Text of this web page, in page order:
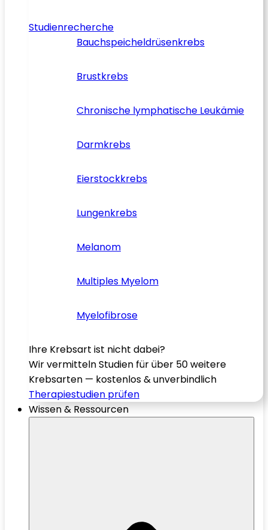
Studienrecherche
Bauchspeicheldrüsenkrebs
Brustkrebs
Chronische lymphatische Leukämie
Darmkrebs
Eierstockkrebs
Lungenkrebs
Melanom
Multiples Myelom
Myelofibrose
Ihre Krebsart ist nicht dabei?
Wir vermitteln Studien für über 50 weitere
Krebsarten — kostenlos & unverbindlich
Therapiestudien prüfen
Wissen & Ressourcen